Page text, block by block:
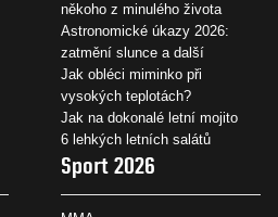
někoho z minulého života
Astronomické úkazy 2026:
zatmění slunce a další
Jak obléci miminko při
vysokých teplotách?
Jak na dokonalé letní mojito
6 lehkých letních salátů
Sport 2026